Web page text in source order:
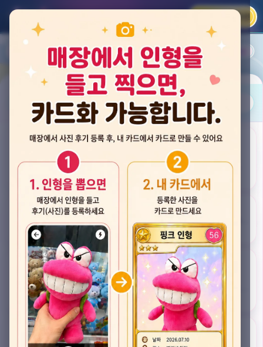
카카오 로그인
평점순 내 주변 즐겨찾기
뽑스 천안 불당점
★★★★☆ 4.2 후기 33
게임플렉스 불당동점
★★★☆☆ 2.5 후기 4
뽑기랜드
★★★★★ 4.7후기 49
픽스팟 불당점
충청남도 천안시 서북구 불당33길 47, 106호 (불당동)